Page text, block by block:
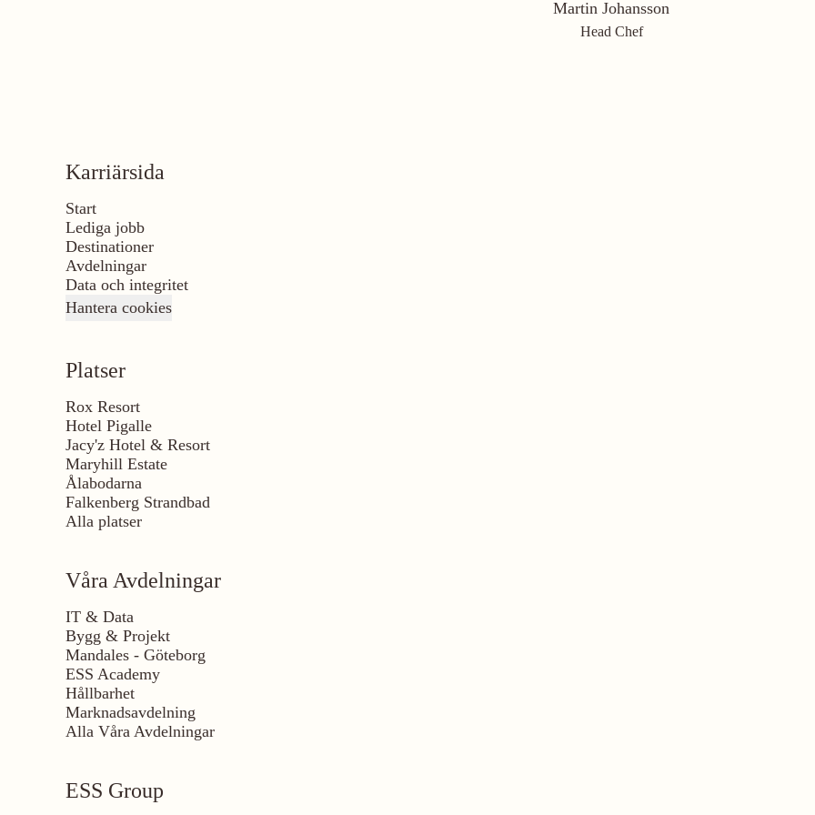
Martin Johansson
Head Chef
Karriärsida
Start
Lediga jobb
Destinationer
Avdelningar
Data och integritet
Hantera cookies
Platser
Rox Resort
Hotel Pigalle
Jacy'z Hotel & Resort
Maryhill Estate
Ålabodarna
Falkenberg Strandbad
Alla platser
Våra Avdelningar
IT & Data
Bygg & Projekt
Mandales - Göteborg
ESS Academy
Hållbarhet
Marknadsavdelning
Alla Våra Avdelningar
ESS Group